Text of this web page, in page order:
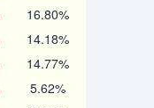
16.80%
14.18%
14.77%
5.62%